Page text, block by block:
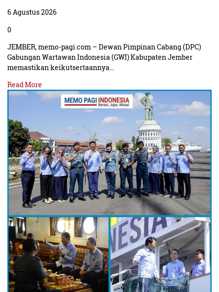
6 Agustus 2026
0
JEMBER, memo-pagi.com – Dewan Pimpinan Cabang (DPC)
Gabungan Wartawan Indonesia (GWI) Kabupaten Jember
memastikan keikutsertaannya…
Read More